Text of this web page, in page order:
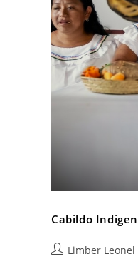
Cabildo
Limber Leonel